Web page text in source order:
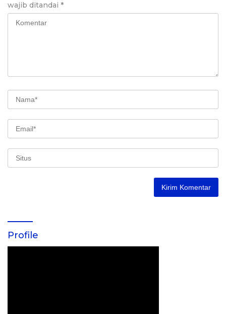
wajib ditandai *
Profile